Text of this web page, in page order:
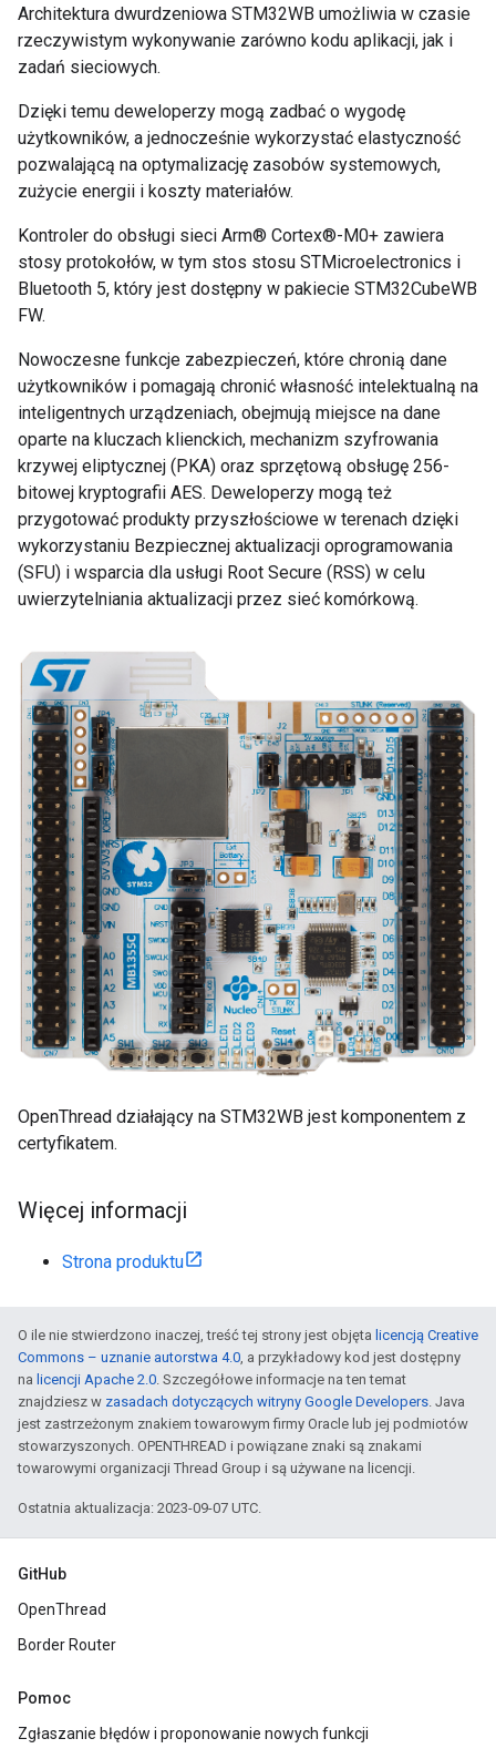
Architektura dwurdzeniowa STM32WB umożliwia w czasie
rzeczywistym wykonywanie zarówno kodu aplikacji, jak i
zadań sieciowych.
Dzięki temu deweloperzy mogą zadbać o wygodę
użytkowników, a jednocześnie wykorzystać elastyczność
pozwalającą na optymalizację zasobów systemowych,
zużycie energii i koszty materiałów.
Kontroler do obsługi sieci Arm® Cortex®-M0+ zawiera
stosy protokołów, w tym stos stosu STMicroelectronics i
Bluetooth 5, który jest dostępny w pakiecie STM32CubeWB
FW.
Nowoczesne funkcje zabezpieczeń, które chronią dane
użytkowników i pomagają chronić własność intelektualną na
inteligentnych urządzeniach, obejmują miejsce na dane
oparte na kluczach klienckich, mechanizm szyfrowania
krzywej eliptycznej (PKA) oraz sprzętową obsługę 256-
bitowej kryptografii AES. Deweloperzy mogą też
przygotować produkty przyszłościowe w terenach dzięki
wykorzystaniu Bezpiecznej aktualizacji oprogramowania
(SFU) i wsparcia dla usługi Root Secure (RSS) w celu
uwierzytelniania aktualizacji przez sieć komórkową.
OpenThread działający na STM32WB jest komponentem z
certyfikatem.
Więcej informacji
Strona produktu
O ile nie stwierdzono inaczej, treść tej strony jest objęta licencją Creative
Commons – uznanie autorstwa 4.0, a przykładowy kod jest dostępny
na licencji Apache 2.0. Szczegółowe informacje na ten temat
znajdziesz w zasadach dotyczących witryny Google Developers. Java
jest zastrzeżonym znakiem towarowym firmy Oracle lub jej podmiotów
stowarzyszonych. OPENTHREAD i powiązane znaki są znakami
towarowymi organizacji Thread Group i są używane na licencji.
Ostatnia aktualizacja: 2023-09-07 UTC.
GitHub
OpenThread
Border Router
Pomoc
Zgłaszanie błędów i proponowanie nowych funkcji